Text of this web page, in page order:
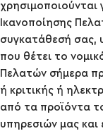
χρησιμοποιούνται
Ικανοποίησης
συγκατάθεσή σας,
που θέτει το
Πελατών σήμερα
ή κριτικής ή
από τα προϊόντα
υπηρεσιών μας και